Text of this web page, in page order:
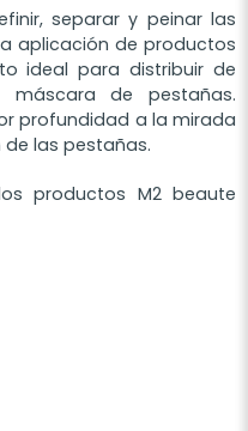
separar y peinar las
aplicación de productos
ideal para distribuir de
de pestañas.
profundidad a la mirada
las pestañas.
productos M2 beaute